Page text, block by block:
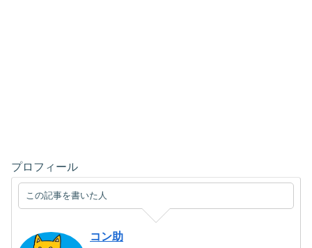
プロフィール
この記事を書いた人
コン助